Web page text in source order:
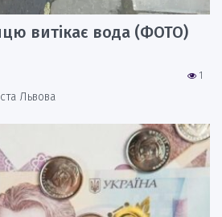
витікає вода (ФОТО)
1
Львова